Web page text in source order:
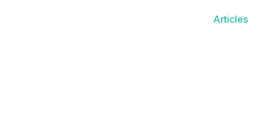
Articles